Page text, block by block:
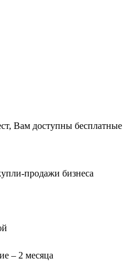
Вам доступны бесплатные
продажи бизнеса
– 2 месяца